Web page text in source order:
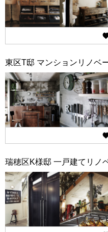
東区T邸 マンションリノベ
瑞穂区K様邸 一戸建てリノ